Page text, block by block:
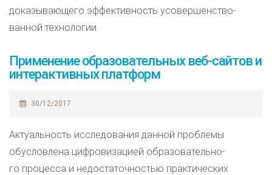
доказывающего эффективность усовершенство-
ванной технологии.
Применение образовательных веб-сайтов и
интерактивных платформ
30/12/2017
Актуальность исследования данной проблемы
обусловлена цифровизацией образовательно-
го процесса и недостаточностью практических